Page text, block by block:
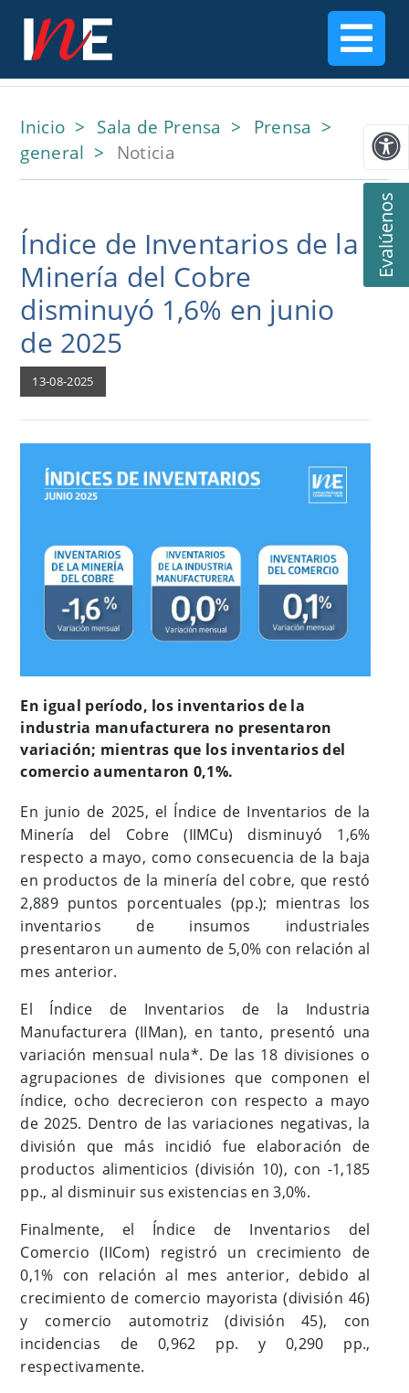
Evalúenos
Inicio Sala de Prensa
Prensa
general
Noticia
Índice de Inventarios de la
Minería del Cobre
disminuyó 1,6% en junio
de 2025
13-08-2025
En igual período, los inventarios de la
industria manufacturera no presentaron
variación; mientras que los inventarios del
comercio aumentaron 0,1%.
En junio de 2025, el Índice de Inventarios de la
Minería del Cobre (IIMCu) disminuyó 1,6%
respecto a mayo, como consecuencia de la baja
en productos de la minería del cobre, que restó
2,889 puntos porcentuales (pp.); mientras los
inventarios de insumos industriales
presentaron un aumento de 5,0% con relación al
mes anterior.
El Índice de Inventarios de la Industria
Manufacturera (IIMan), en tanto, presentó una
variación mensual nula*. De las 18 divisiones o
agrupaciones de divisiones que componen el
índice, ocho decrecieron con respecto a mayo
de 2025. Dentro de las variaciones negativas, la
división que más incidió fue elaboración de
productos alimenticios (división 10), con -1,185
pp., al disminuir sus existencias en 3,0%.
Finalmente, el Índice de Inventarios del
Comercio (IICom) registró un crecimiento de
0,1% con relación al mes anterior, debido al
crecimiento de comercio mayorista (división 46)
y comercio automotriz (división 45), con
incidencias de 0,962 pp. y 0,290 pp.,
respectivamente.